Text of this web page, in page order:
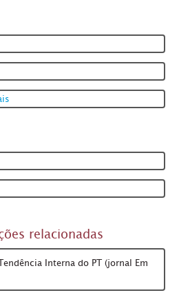
relacionadas
Interna do PT (jornal Em